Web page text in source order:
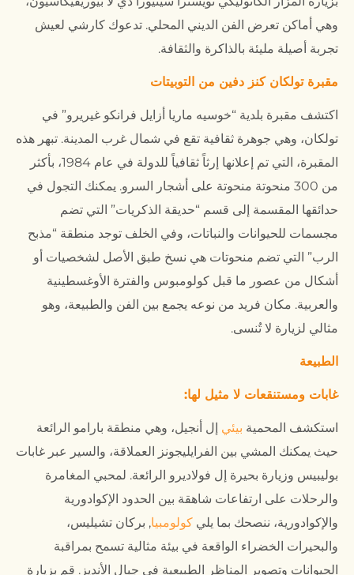
وهي أماكن تعرض الفن الديني المحلي. تدعوك كارشي لعيش
تجربة أصيلة مليئة بالذاكرة والثقافة.
مقبرة تولكان كنز دفين من التوبيتات
اكتشف مقبرة بلدية “خوسيه ماريا أزايل فرانكو غيريرو” في
تولكان، وهي جوهرة ثقافية تقع في شمال غرب المدينة. تبهر هذه
المقبرة، التي تم إعلانها إرثاً ثقافياً للدولة في عام 1984، بأكثر
من 300 منحوتة منحوتة على أشجار السرو. يمكنك التجول في
حدائقها المقسمة إلى قسم “حديقة الذكريات” التي تضم
مجسمات للحيوانات والنباتات، وفي الخلف توجد منطقة “مذبح
الرب” التي تضم منحوتات هي نسخ طبق الأصل لشخصيات أو
أشكال من عصور ما قبل كولومبوس والفترة الأوغسطينية
والعربية. مكان فريد من نوعه يجمع بين الفن والطبيعة، وهو
مثالي لزيارة لا تُنسى.
الطبيعة
غابات ومستنقعات لا مثيل لها:
استكشف المحمية بيئي إل أنجيل، وهي منطقة بارامو الرائعة
حيث يمكنك المشي بين الفرايليجونز العملاقة، والسير عبر غابات
بوليبيس وزيارة بحيرة إل فولاديرو الرائعة. لمحبي المغامرة
والرحلات على ارتفاعات شاهقة بين الحدود الإكوادورية
والإكوادورية، ننصحك بما يلي كولومبيا, بركان تشيليس،
والبحيرات الخضراء الواقعة في بيئة مثالية تسمح بمراقبة
الحيوانات وتصوير المناظر الطبيعية في جبال الأنديز. قم بزيارة